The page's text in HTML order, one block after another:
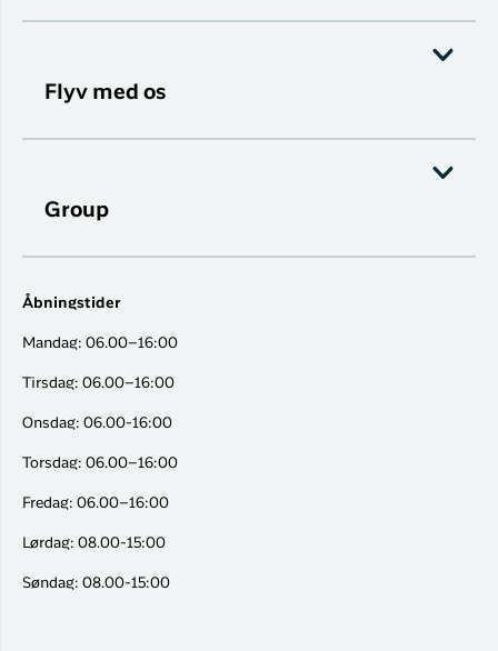
Flyv med os
Group
Åbningstider
Mandag: 06.00–16:00
Tirsdag: 06.00–16:00
Onsdag: 06.00-16:00
Torsdag: 06.00–16:00
Fredag: 06.00–16:00
Lørdag: 08.00-15:00
Søndag: 08.00-15:00